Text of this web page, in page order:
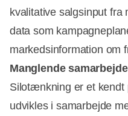
kvalitative salgsinput fra
data som
markedsinformation om
Manglende
Silotænkning er et kendt
udvikles i samarbejde